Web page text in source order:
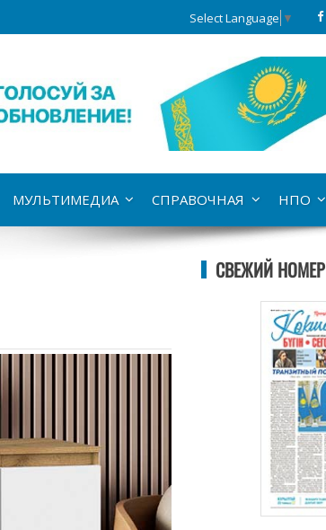
Select Language ▼
МУЛЬТИМЕДИА СПРАВОЧНАЯ НПО
СВЕЖИЙ НОМЕР